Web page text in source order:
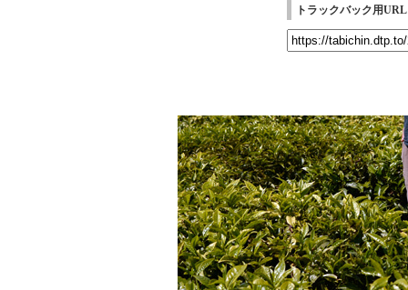
トラックバック用URL